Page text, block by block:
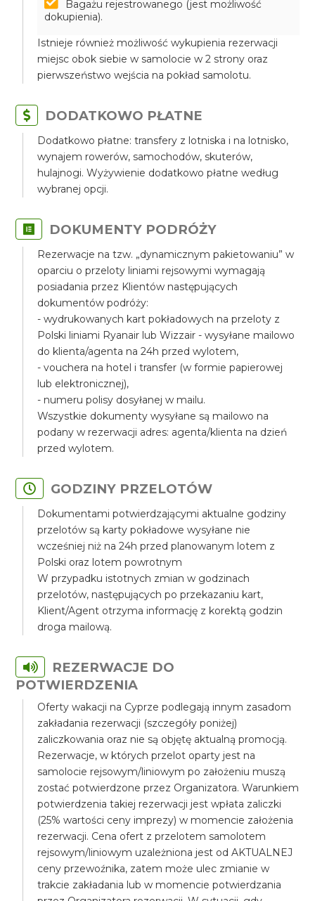
Bagażu rejestrowanego (jest możliwość
dokupienia).
Istnieje również możliwość wykupienia rezerwacji
miejsc obok siebie w samolocie w 2 strony oraz
pierwszeństwo wejścia na pokład samolotu.
DODATKOWO PŁATNE
Dodatkowo płatne: transfery z lotniska i na lotnisko,
wynajem rowerów, samochodów, skuterów,
hulajnogi. Wyżywienie dodatkowo płatne według
wybranej opcji.
DOKUMENTY PODRÓŻY
Rezerwacje na tzw. „dynamicznym pakietowaniu” w
oparciu o przeloty liniami rejsowymi wymagają
posiadania przez Klientów następujących
dokumentów podróży:
- wydrukowanych kart pokładowych na przeloty z
Polski liniami Ryanair lub Wizzair - wysyłane mailowo
do klienta/agenta na 24h przed wylotem,
- vouchera na hotel i transfer (w formie papierowej
lub elektronicznej),
- numeru polisy dosyłanej w mailu.
Wszystkie dokumenty wysyłane są mailowo na
podany w rezerwacji adres: agenta/klienta na dzień
przed wylotem.
GODZINY PRZELOTÓW
Dokumentami potwierdzającymi aktualne godziny
przelotów są karty pokładowe wysyłane nie
wcześniej niż na 24h przed planowanym lotem z
Polski oraz lotem powrotnym
W przypadku istotnych zmian w godzinach
przelotów, następujących po przekazaniu kart,
Klient/Agent otrzyma informację z korektą godzin
droga mailową.
REZERWACJE DO
POTWIERDZENIA
Oferty wakacji na Cyprze podlegają innym zasadom
zakładania rezerwacji (szczegóły poniżej)
zaliczkowania oraz nie są objętę aktualną promocją.
Rezerwacje, w których przelot oparty jest na
samolocie rejsowym/liniowym po założeniu muszą
zostać potwierdzone przez Organizatora. Warunkiem
potwierdzenia takiej rezerwacji jest wpłata zaliczki
(25% wartości ceny imprezy) w momencie założenia
rezerwacji. Cena ofert z przelotem samolotem
rejsowym/liniowym uzależniona jest od AKTUALNEJ
ceny przewoźnika, zatem może ulec zmianie w
trakcie zakładania lub w momencie potwierdzania